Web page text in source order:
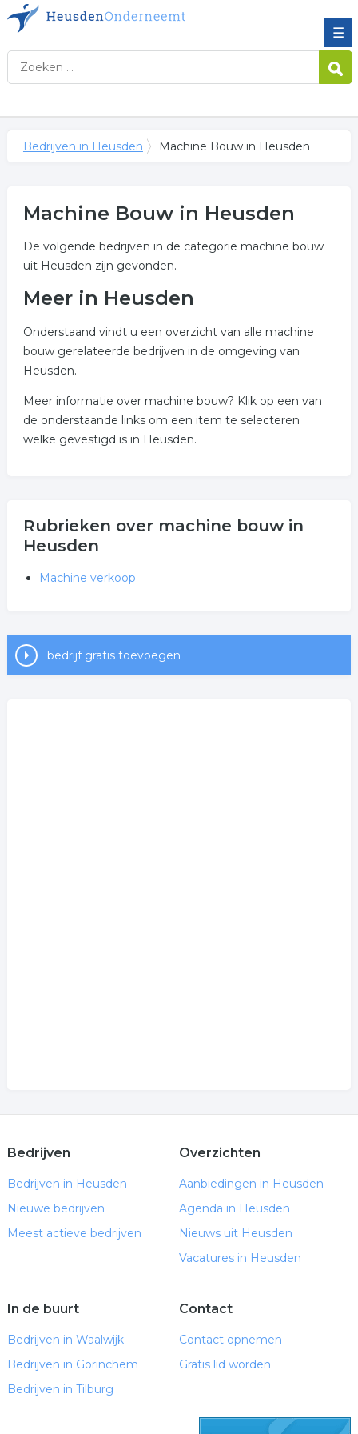
☰
Bedrijven in Heusden Machine Bouw in Heusden
Machine Bouw in Heusden
De volgende bedrijven in de categorie machine bouw
uit Heusden zijn gevonden.
Meer in Heusden
Onderstaand vindt u een overzicht van alle machine
bouw gerelateerde bedrijven in de omgeving van
Heusden.
Meer informatie over machine bouw? Klik op een van
de onderstaande links om een item te selecteren
welke gevestigd is in Heusden.
Rubrieken over machine bouw in
Heusden
Machine verkoop
bedrijf gratis toevoegen
Bedrijven
Bedrijven in Heusden
Nieuwe bedrijven
Meest actieve bedrijven
Overzichten
Aanbiedingen in Heusden
Agenda in Heusden
Nieuws uit Heusden
Vacatures in Heusden
In de buurt
Bedrijven in Waalwijk
Bedrijven in Gorinchem
Bedrijven in Tilburg
Contact
Contact opnemen
Gratis lid worden